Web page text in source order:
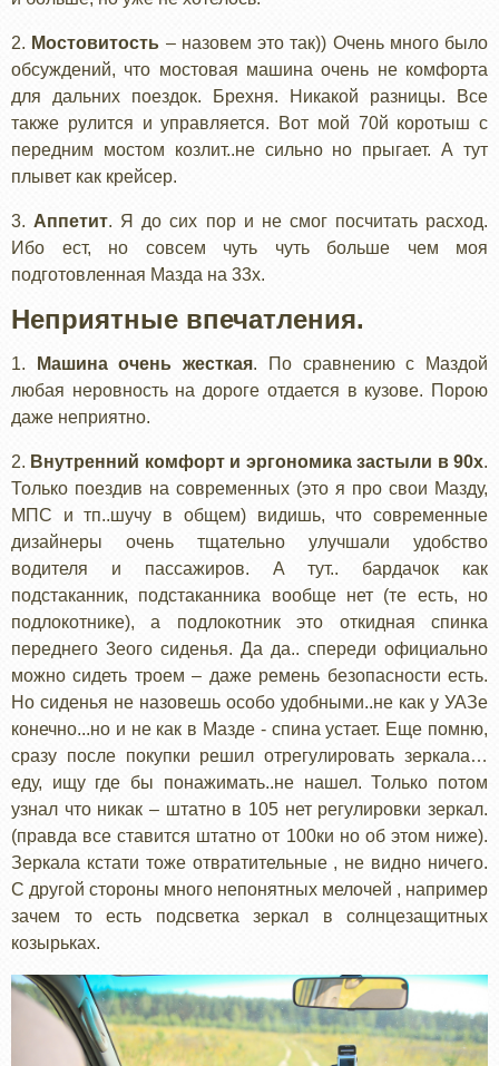
2. Мостовитость – назовем это так)) Очень много было
обсуждений, что мостовая машина очень не комфорта
для дальних поездок. Брехня. Никакой разницы. Все
также рулится и управляется. Вот мой 70й коротыш с
передним мостом козлит..не сильно но прыгает. А тут
плывет как крейсер.
3. Аппетит. Я до сих пор и не смог посчитать расход.
Ибо ест, но совсем чуть чуть больше чем моя
подготовленная Мазда на 33х.
Неприятные впечатления.
1. Машина очень жесткая. По сравнению с Маздой
любая неровность на дороге отдается в кузове. Порою
даже неприятно.
2. Внутренний комфорт и эргономика застыли в 90х.
Только поездив на современных (это я про свои Мазду,
МПС и тп..шучу в общем) видишь, что современные
дизайнеры очень тщательно улучшали удобство
водителя и пассажиров. А тут.. бардачок как
подстаканник, подстаканника вообще нет (те есть, но
подлокотнике), а подлокотник это откидная спинка
переднего 3еого сиденья. Да да.. спереди официально
можно сидеть троем – даже ремень безопасности есть.
Но сиденья не назовешь особо удобными..не как у УАЗе
конечно...но и не как в Мазде - спина устает. Еще помню,
сразу после покупки решил отрегулировать зеркала…
еду, ищу где бы понажимать..не нашел. Только потом
узнал что никак – штатно в 105 нет регулировки зеркал.
(правда все ставится штатно от 100ки но об этом ниже).
Зеркала кстати тоже отвратительные , не видно ничего.
С другой стороны много непонятных мелочей , например
зачем то есть подсветка зеркал в солнцезащитных
козырьках.